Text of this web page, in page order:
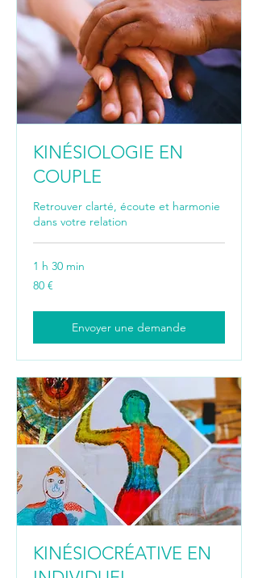
KINÉSIOLOGIE EN
COUPLE
Retrouver clarté, écoute et harmonie
dans votre relation
1 h 30 min
80
euros
80 €
Envoyer une demande
KINÉSIOCRÉATIVE EN